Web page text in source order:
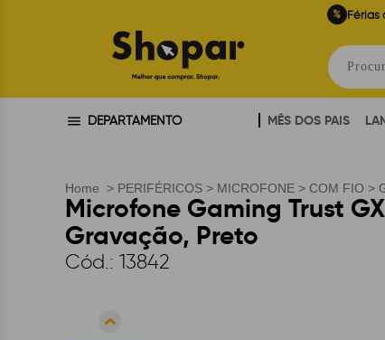
% Férias
DEPARTAMENTO MÊS DOS PAIS
Home > PERIFÉRICOS > MICROFONE > COM FIO >
Microfone Gaming Trust
Gravação, Preto
Cód.: 13842